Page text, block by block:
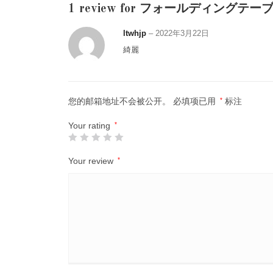
1 review for フォールディングテー
ltwhjp – 2022年3月22日
綺麗
您的邮箱地址不会被公开。 必填项已用 * 标注
Your rating *
Your review *